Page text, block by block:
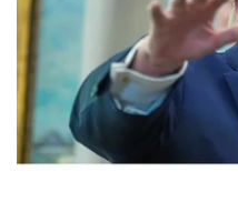
Thể thao
Lịch thi đấu bóng đá
Thế giới thể thao
eSports
Hậu trường